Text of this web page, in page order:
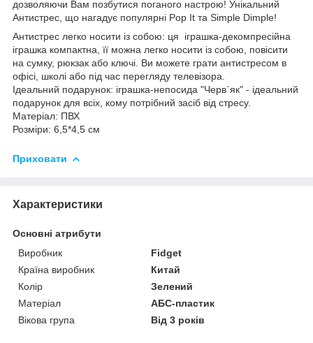
дозволяючи Вам позбутися поганого настрою! Унікальний
Антистрес, що нагадує популярні Pop It та Simple Dimple!
Антистрес легко носити із собою: ця іграшка-декомпресійна
іграшка компактна, її можна легко носити із собою, повісити
на сумку, рюкзак або ключі. Ви можете грати антистресом в
офісі, школі або під час перегляду телевізора.
Ідеальний подарунок: іграшка-непосида "Черв`як" - ідеальний
подарунок для всіх, кому потрібний засіб від стресу.
Матеріал: ПВХ
Розміри: 6,5*4,5 см
Приховати
Характеристики
Основні атрибути
Виробник
Fidget
Країна виробник
Китай
Колір
Зелений
Матеріал
АБС-пластик
Вікова група
Від 3 років